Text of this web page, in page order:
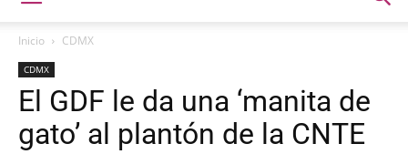
Inicio CDMX
CDMX
El GDF le da una ‘manita de
gato’ al plantón de la CNTE